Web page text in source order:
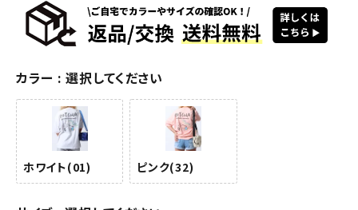
カラー 選択してください
ホワイト(01) ピンク(32)